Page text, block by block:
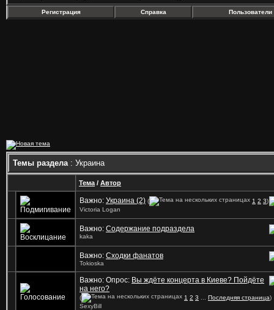
Регистрация Справка Пользователи
Темы раздела: Украина
Тема / Автор
Важно: Украина (2) ( 1 2 3)
Victoria Logan
Важно: Содержание подраздела
kaka
Важно: Сходки фанатов
Tokioska
Важно: Опрос: Вы ждёте концерта в Киеве? Пойдёте
на него?
( 1 2 3 Последняя страница)
SexyBill